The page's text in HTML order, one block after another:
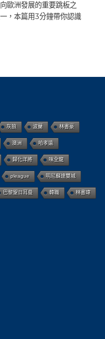
歐洲發展的重要跳板之
，本篇用3分鐘帶你認識
灰狼 波蘭 林書豪
澳洲 哈孝遠
歸化洋將 味全龍
pleague 明尼蘇達雙城
巴黎聖日耳曼 韓職 林書瑋